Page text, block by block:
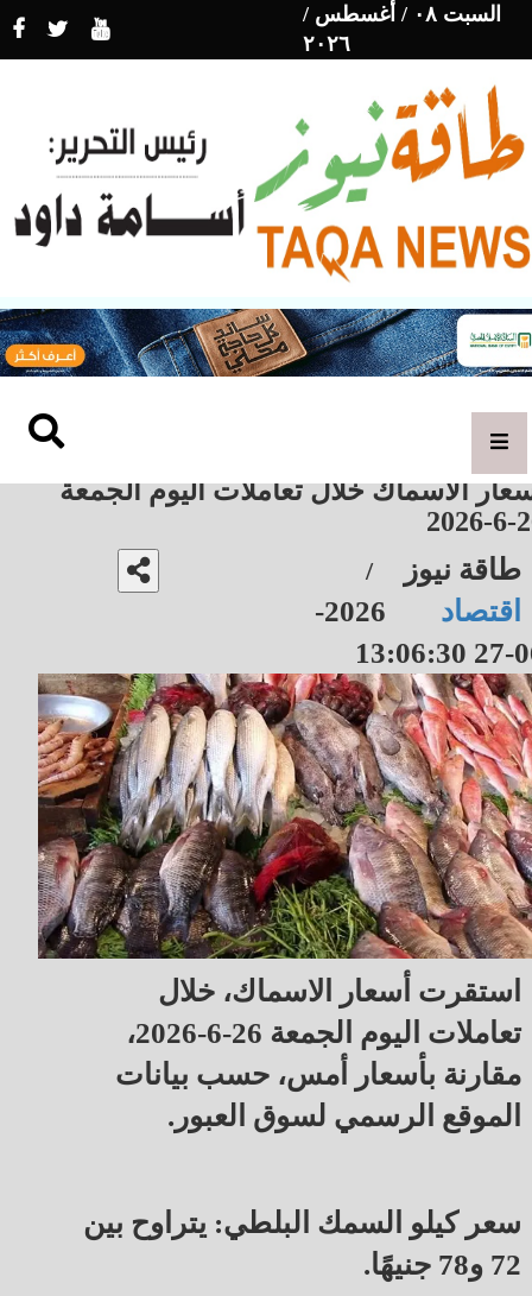
السبت ٠٨ / أغسطس /
٢٠٢٦
الاسماك خلال تعاملات اليوم الجمعة
26-
طاقة نيوز /
اقتصاد
2026-
06-27
استقرت أسعار الاسماك، خلال
تعاملات اليوم الجمعة 26-6-2026،
مقارنة بأسعار أمس، حسب بيانات
الموقع الرسمي لسوق العبور.
سعر كيلو السمك البلطي: يتراوح بين
72 و78 جنيهًا.